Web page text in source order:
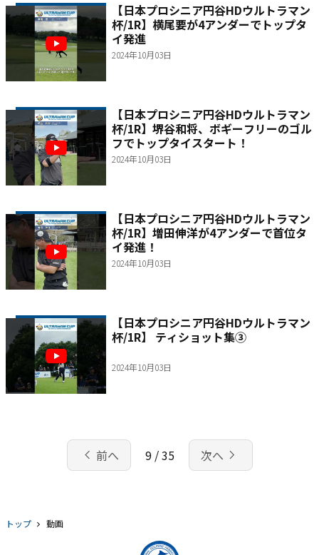
【日本プロシニア円谷HDウルトラマン
杯/1R】横尾要が4アンダーでトップタ
イ発進
2024年10月03日
【日本プロシニア円谷HDウルトラマン
杯/1R】堺谷和将、ボギーフリーのゴル
フでトップタイスタート！
2024年10月03日
【日本プロシニア円谷HDウルトラマン
杯/1R】増田伸洋が4アンダーで首位タ
イ発進！
2024年10月03日
【日本プロシニア円谷HDウルトラマン
杯/1R】 ティショット集③
2024年10月03日
chevron_left 前へ 9 / 35 次へ navigate_next
トップ 動画